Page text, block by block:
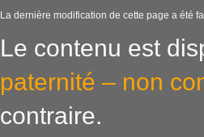
La dernière modification de cette page a été
Le contenu est
paternité – non
contraire.